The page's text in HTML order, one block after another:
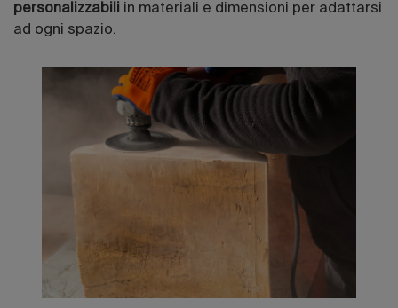
personalizzabili in materiali e dimensioni per adattarsi
ad ogni spazio.